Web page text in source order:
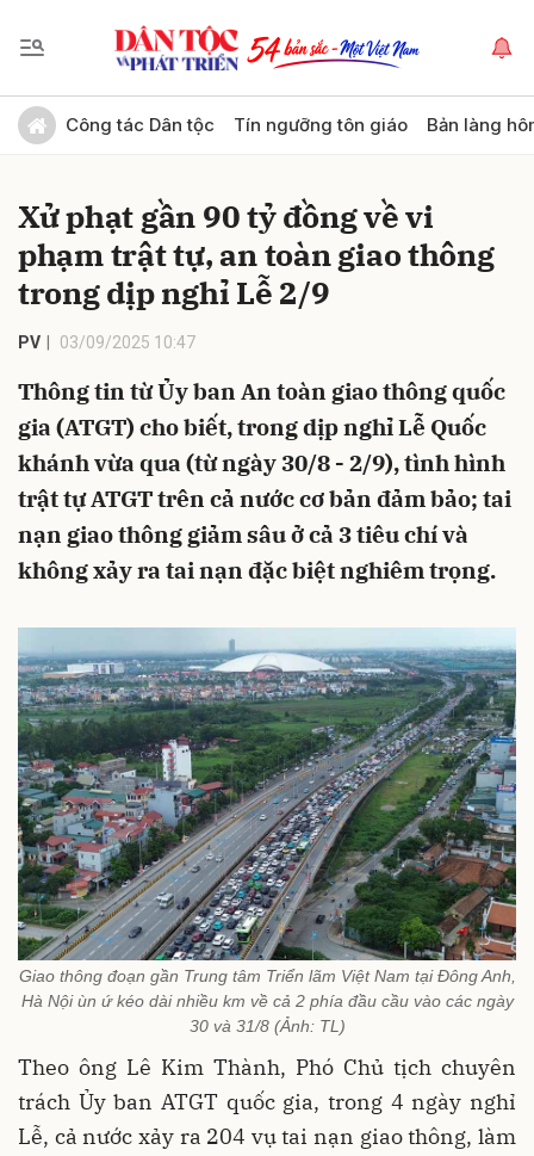
Công tác Dân tộc Tín ngưỡng tôn giáo Bản làng
Xử phạt gần 90 tỷ đồng về vi
phạm trật tự, an toàn giao thông
trong dịp nghỉ Lễ 2/9
PV 03/09/2025 10:47
Thông tin từ Ủy ban An toàn giao thông quốc
gia (ATGT) cho biết, trong dịp nghỉ Lễ Quốc
khánh vừa qua (từ ngày 30/8 - 2/9), tình hình
trật tự ATGT trên cả nước cơ bản đảm bảo; tai
nạn giao thông giảm sâu ở cả 3 tiêu chí và
không xảy ra tai nạn đặc biệt nghiêm trọng.
Giao thông đoạn gần Trung tâm Triển lãm Việt Nam tại Đông Anh,
Hà Nội ùn ứ kéo dài nhiều km về cả 2 phía đầu cầu vào các ngày
30 và 31/8 (Ảnh: TL)
Theo ông Lê Kim Thành, Phó Chủ tịch chuyên
trách Ủy ban ATGT quốc gia, trong 4 ngày nghỉ
Lễ, cả nước xảy ra 204 vụ tai nạn giao thông, làm
Gửi bình luận